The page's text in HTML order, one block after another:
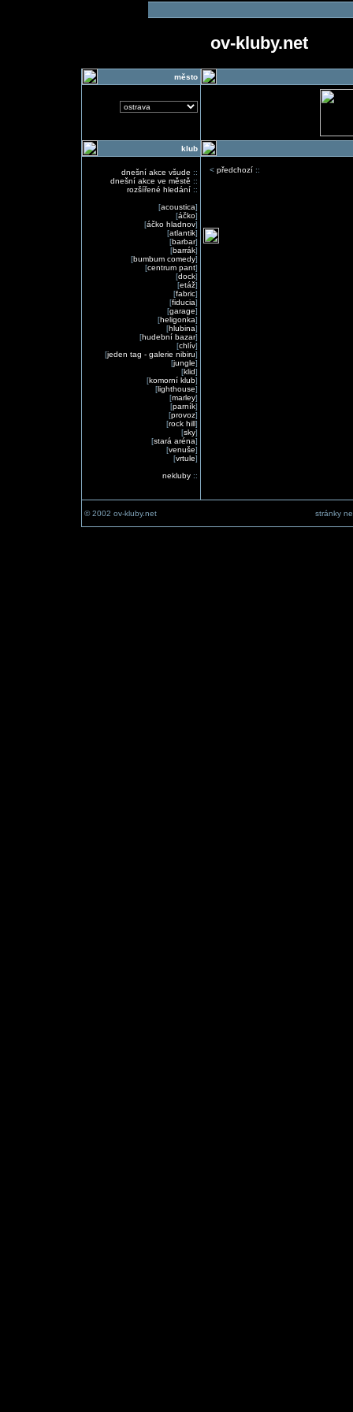
ov-kluby.net
město
klub
dnešní akce všude ::
dnešní akce ve městě ::
rozšířené hledání::
[acoustica]
[áčko]
[áčko hladnov]
[atlantik]
[barbar]
[barrák]
[bumbum comedy]
[centrum pant]
[dock]
[etáž]
[fabric]
[fiducia]
[garage]
[heligonka]
[hlubina]
[hudební bazar]
[chlív]
[jeden tag - galerie nibiru]
[jungle]
[klid]
[komorní klub]
[lighthouse]
[marley]
[parník]
[provoz]
[rock hill]
[sky]
[stará aréna]
[venuše]
[vrtule]
nekluby::
< předchozí::
© 2002 ov-kluby.net stránky